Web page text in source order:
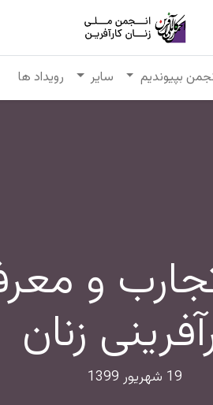
بپیوندیم سایر رویداد ها
و
زنان
19 شهریور 1399